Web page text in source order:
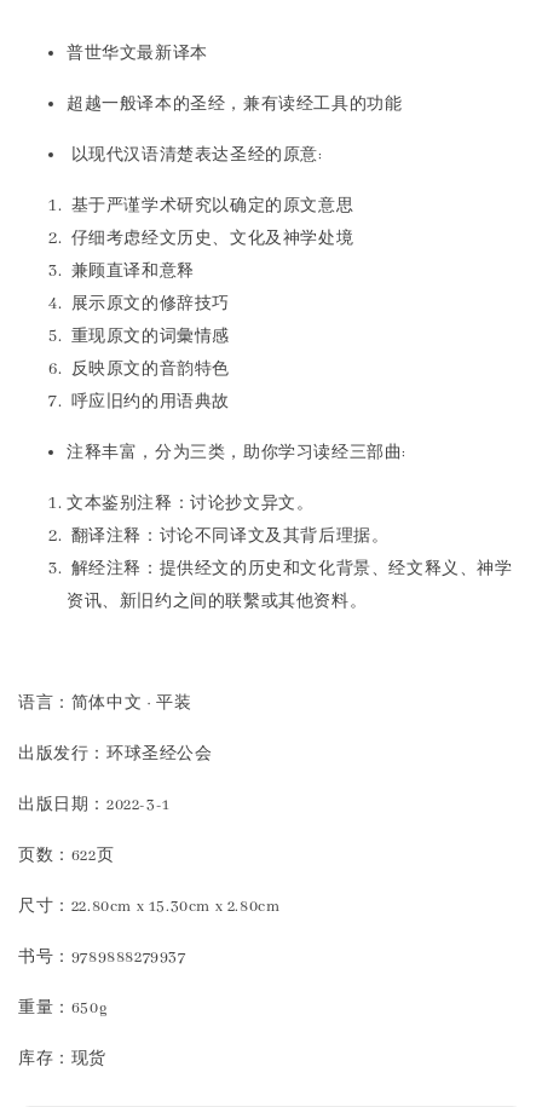
普世华文最新译本
超越一般译本的圣经，兼有读经工具的功能
以现代汉语清楚表达圣经的原意:
基于严谨学术研究以确定的原文意思
仔细考虑经文历史、文化及神学处境
兼顾直译和意释
展示原文的修辞技巧
重现原文的词彙情感
反映原文的音韵特色
呼应旧约的用语典故
注释丰富，分为三类，助你学习读经三部曲:
文本鉴别注释：讨论抄文异文。
翻译注释：讨论不同译文及其背后理据。
解经注释：提供经文的历史和文化背景、经文释义、神学
资讯、新旧约之间的联繫或其他资料。
语言：简体中文 · 平装
出版发行：环球圣经公会
出版日期：2022-3-1
页数：622页
尺寸：22.80cm x 15.30cm x 2.80cm
书号：9789888279937
重量：650g
库存：现货